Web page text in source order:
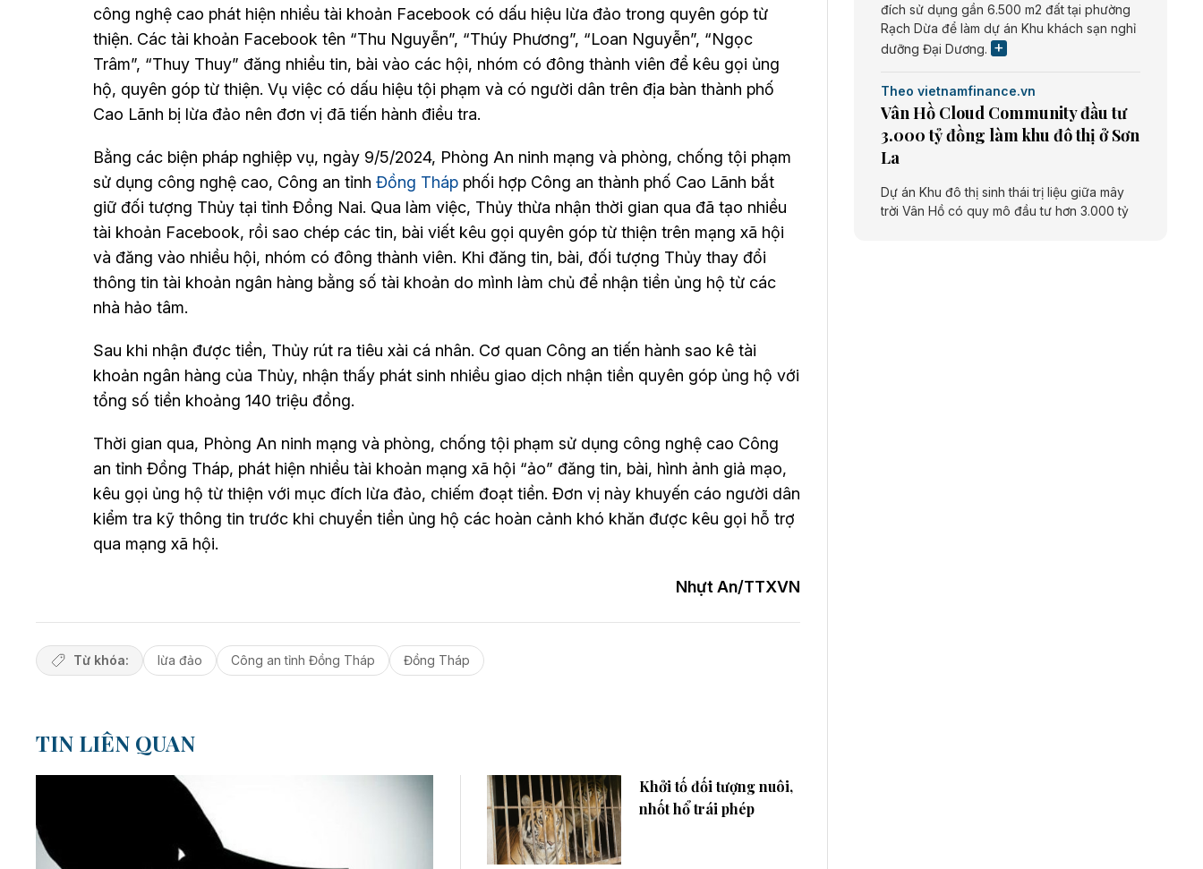
công nghệ cao phát hiện nhiều tài khoản Facebook có dấu hiệu lừa đảo trong quyên góp từ
thiện. Các tài khoản Facebook tên “Thu Nguyễn”, “Thúy Phương”, “Loan Nguyễn”, “Ngọc
Trâm”, “Thuy Thuy” đăng nhiều tin, bài vào các hội, nhóm có đông thành viên để kêu gọi ủng
hộ, quyên góp từ thiện. Vụ việc có dấu hiệu tội phạm và có người dân trên địa bàn thành phố
Cao Lãnh bị lừa đảo nên đơn vị đã tiến hành điều tra.
Bằng các biện pháp nghiệp vụ, ngày 9/5/2024, Phòng An ninh mạng và phòng, chống tội phạm
sử dụng công nghệ cao, Công an tỉnh Đồng Tháp phối hợp Công an thành phố Cao Lãnh bắt
giữ đối tượng Thủy tại tỉnh Đồng Nai. Qua làm việc, Thủy thừa nhận thời gian qua đã tạo nhiều
tài khoản Facebook, rồi sao chép các tin, bài viết kêu gọi quyên góp từ thiện trên mạng xã hội
và đăng vào nhiều hội, nhóm có đông thành viên. Khi đăng tin, bài, đối tượng Thủy thay đổi
thông tin tài khoản ngân hàng bằng số tài khoản do mình làm chủ để nhận tiền ủng hộ từ các
nhà hảo tâm.
Sau khi nhận được tiền, Thủy rút ra tiêu xài cá nhân. Cơ quan Công an tiến hành sao kê tài
khoản ngân hàng của Thủy, nhận thấy phát sinh nhiều giao dịch nhận tiền quyên góp ủng hộ với
tổng số tiền khoảng 140 triệu đồng.
Thời gian qua, Phòng An ninh mạng và phòng, chống tội phạm sử dụng công nghệ cao Công
an tỉnh Đồng Tháp, phát hiện nhiều tài khoản mạng xã hội “ảo” đăng tin, bài, hình ảnh giả mạo,
kêu gọi ủng hộ từ thiện với mục đích lừa đảo, chiếm đoạt tiền. Đơn vị này khuyến cáo người dân
kiểm tra kỹ thông tin trước khi chuyển tiền ủng hộ các hoàn cảnh khó khăn được kêu gọi hỗ trợ
qua mạng xã hội.
Nhựt An/TTXVN
Từ khóa: lừa đảo Công an tỉnh Đồng Tháp Đồng Tháp
TIN LIÊN QUAN
Khởi tố đối tượng nuôi,
nhốt hổ trái phép
đích sử dụng gần 6.500 m2 đất tại phường
Rạch Dừa để làm dự án Khu khách sạn nghỉ
dưỡng Đại Dương.
Theo vietnamfinance.vn
Vân Hồ Cloud Community đầu tư
3.000 tỷ đồng làm khu đô thị ở Sơn
La
Dự án Khu đô thị sinh thái trị liệu giữa mây
trời Vân Hồ có quy mô đầu tư hơn 3.000 tỷ